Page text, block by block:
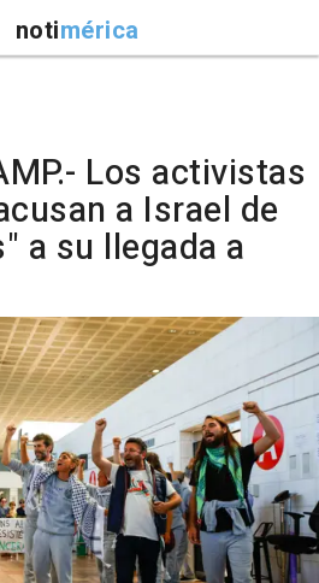
notimérica
Los activistas
a Israel de
a su llegada a